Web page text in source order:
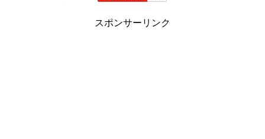
スポンサーリンク